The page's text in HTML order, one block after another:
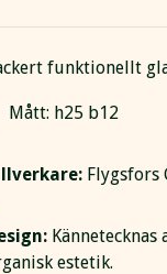
funktionellt
Mått: h25 b12
Flygsfors
estetik.